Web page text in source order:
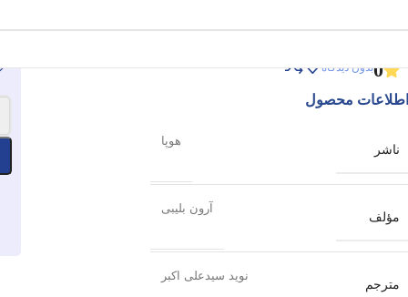
0بدون دیدگاه
اطلاعات محصول
ناشر
هوپا
مؤلف
آرون بلیبی
مترجم
نوید سیدعلی اکبر